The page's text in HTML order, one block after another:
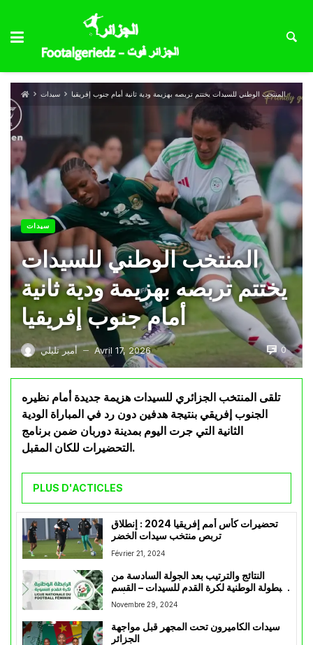
سيدات المنتخب الوطني للسيدات يختتم تربصه بهزيمة ودية ثانية أمام جنوب إفريقيا
سيدات
المنتخب الوطني للسيدات
يختتم تربصه بهزيمة ودية ثانية
أمام جنوب إفريقيا
أمير تليلي — Avril 17, 2026 0
تلقى المنتخب الجزائري للسيدات هزيمة جديدة أمام نظيره
الجنوب إفريقي بنتيجة هدفين دون رد في المباراة الودية
الثانية التي جرت اليوم بمدينة دوربان ضمن برنامج
التحضيرات للكان المقبل.
PLUS D'ACTICLES
تحضيرات كأس أمم إفريقيا 2024 : إنطلاق
تربص منتخب سيدات الخضر
Février 21, 2024
النتائج والترتيب بعد الجولة السادسة من
البطولة الوطنية لكرة القدم للسيدات – القسم
الأول
Novembre 29, 2024
سيدات الكاميرون تحت المجهر قبل مواجهة
الجزائر